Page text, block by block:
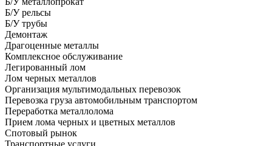
Б/У рельсы
Б/У трубы
Демонтаж
Драгоценные металлы
Комплексное обслуживание
Легированный лом
Лом черных металлов
Организация мультимодальных перевозок
Перевозка груза автомобильным транспортом
Переработка металлолома
Прием лома черных и цветных металлов
Спотовый рынок